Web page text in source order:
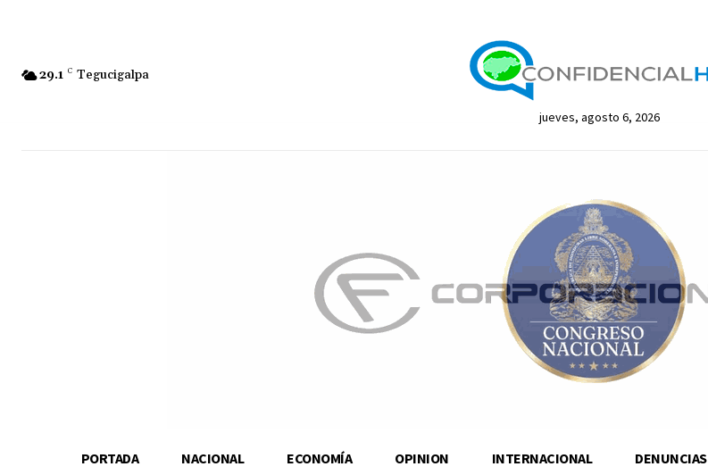
29.1 C Tegucigalpa
jueves, agosto 6, 2026
PORTADA NACIONAL ECONOMÍA OPINION INTERNACIONAL DENUNCIAS